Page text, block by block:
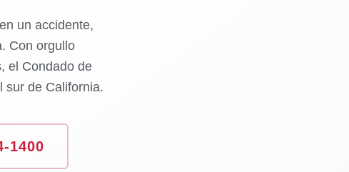
un accidente,
Con orgullo
el Condado de
sur de California.
1400